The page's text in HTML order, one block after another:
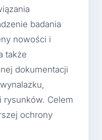
badania
nowości i
także
dokumentacji
rysunków. Celem
ochrony